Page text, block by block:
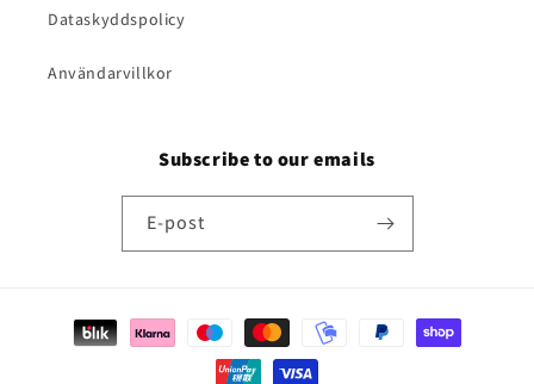
Dataskyddspolicy
Användarvillkor
Subscribe to our emails
E-post
Betalningsmetoder